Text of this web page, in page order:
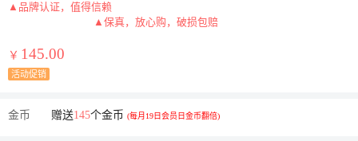
▲品牌认证，值得信赖
▲保真，放心购，破损包赔
￥ 145.00
活动促销
金币 赠送145个金币 (每月19日会员日金币翻倍)